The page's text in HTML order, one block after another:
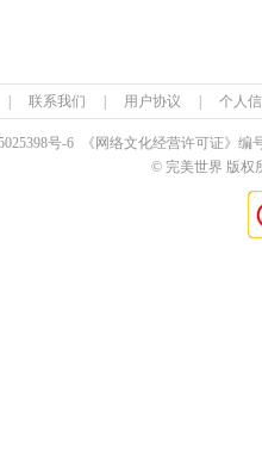
联系我们 用户协议 个人
号-6 《网络文化经营许可证》编
© 完美世界 版权